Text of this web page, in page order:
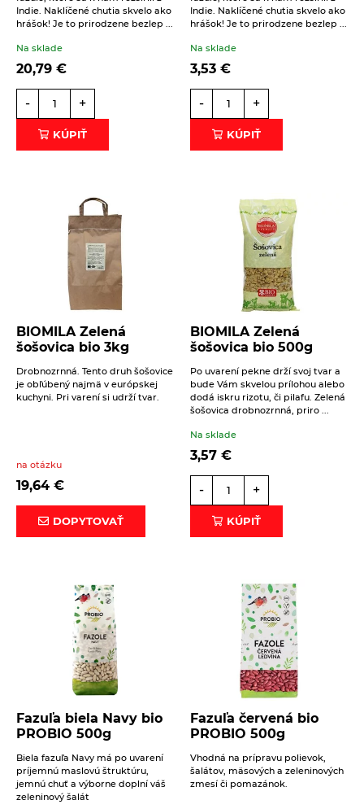
Dezertné krémy - Kolatch
Doplnky stravy
Dr.Popov - rôzne
Eterické oleje
Éterické oleje na kulinárske účely
Keramické slniečko
Literatúra
Propagačný materiál
Tašky, vrecká
Vankúše
Indie. Naklíčené chutia skvelo ako
hrášok! Je to prirodzene bezlep ...
Na sklade
20,79 €
- +
KÚPIŤ
Indie. Naklíčené chutia skvelo ako
hrášok! Je to prirodzene bezlep ...
Na sklade
3,53 €
- +
KÚPIŤ
BIOMILA Zelená
šošovica bio 3kg
Drobnozrnná. Tento druh šošovice
je obľúbený najmä v európskej
kuchyni. Pri varení si udrží tvar.
na otázku
19,64 €
DOPYTOVAŤ
BIOMILA Zelená
šošovica bio 500g
Po uvarení pekne drží svoj tvar a
bude Vám skvelou prílohou alebo
dodá iskru rizotu, či pilafu. Zelená
šošovica drobnozrnná, priro ...
Na sklade
3,57 €
- +
KÚPIŤ
Fazuľa biela Navy bio
PROBIO 500g
Biela fazuľa Navy má po uvarení
príjemnú maslovú štruktúru,
jemnú chuť a výborne doplní váš
zeleninový šalát
Fazuľa červená bio
PROBIO 500g
Vhodná na prípravu polievok,
šalátov, mäsových a zeleninových
zmesí či pomazánok.